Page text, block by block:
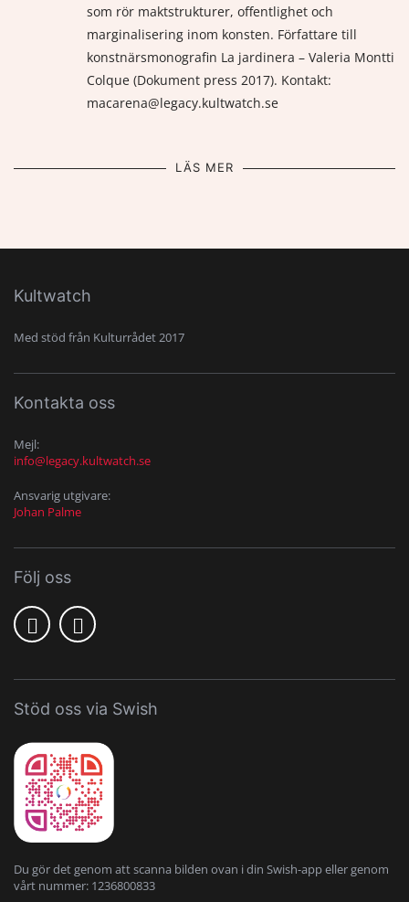
som rör maktstrukturer, offentlighet och
marginalisering inom konsten. Författare till
konstnärsmonografin La jardinera – Valeria Montti
Colque (Dokument press 2017). Kontakt:
macarena@legacy.kultwatch.se
LÄS MER
Kultwatch
Med stöd från Kulturrådet 2017
Kontakta oss
Mejl:
info@legacy.kultwatch.se
Ansvarig utgivare:
Johan Palme
Följ oss
Stöd oss via Swish
Du gör det genom att scanna bilden ovan i din Swish-app eller genom
vårt nummer: 1236800833